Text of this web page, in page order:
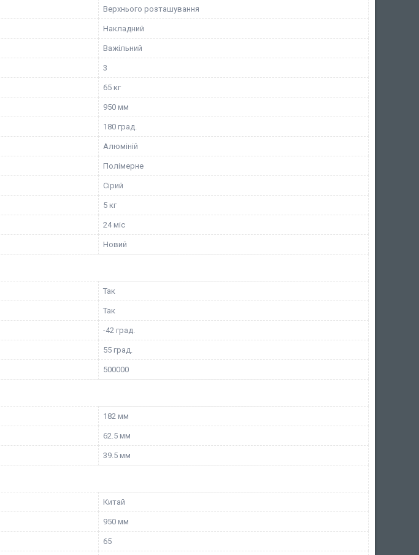
Верхнього розташування
Накладний
Важільний
3
65 кг
950 мм
180 град.
Алюміній
Полімерне
Сірий
5 кг
24 міс
Новий
Так
Так
-42 град.
55 град.
500000
182 мм
62.5 мм
39.5 мм
Китай
950 мм
65